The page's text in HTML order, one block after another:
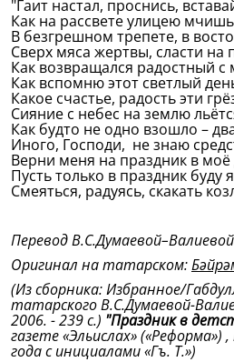
"Гаит настал, проснись,
Как на рассвете улицею
В безгрешном трепете, в
Сверх мяса жертвы, сласти на
Как возвращался радостный с
Как вспомню этот светлый
Какое счастье, радость эти
Сияние с небес на землю
Как будто не одно взошло –
Иного, Господи, не знаю
Верни меня на праздник в моё
Пусть только в праздник буду
Смеяться, радуясь, скакать
Перевод В.С.Думаевой–Валиевой
Оригинал на татарском:
(Из сборника: Избранное/
татарского В.С.Думаевой-
2006. - 239 с.) "Праздник в
газете «Эльислах» («Реформа»)
года с инициалами «Гъ. Т.»)